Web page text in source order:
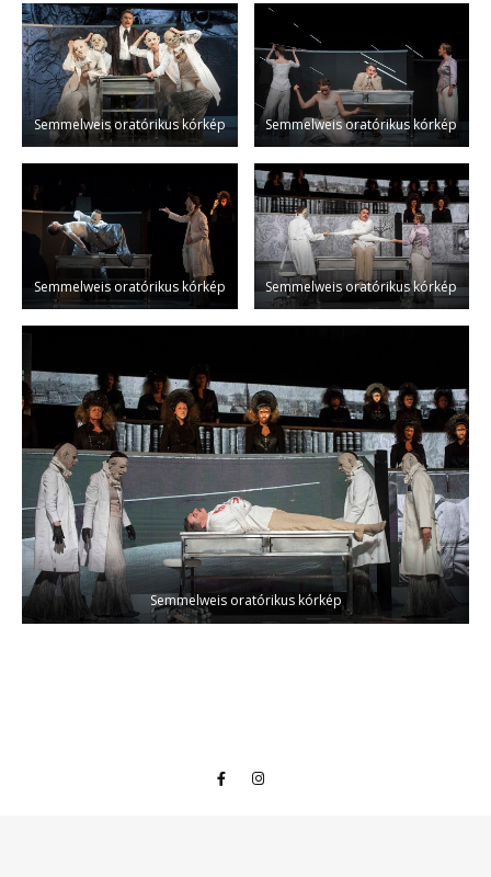
Semmelweis oratórikus kórkép Semmelweis oratórikus kórkép
Semmelweis oratórikus kórkép Semmelweis oratórikus kórkép
Semmelweis oratórikus kórkép